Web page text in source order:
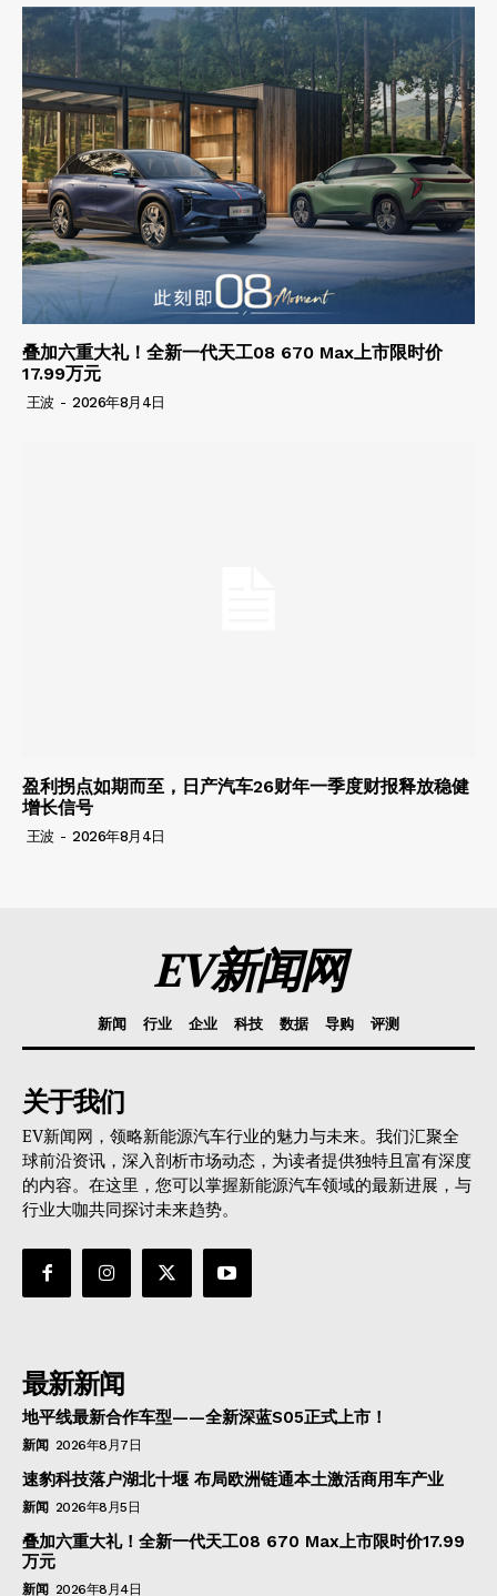
叠加六重大礼！全新一代天工08 670 Max上市限时价
17.99万元
王波 - 2026年8月4日
盈利拐点如期而至，日产汽车26财年一季度财报释放稳健
增长信号
王波 - 2026年8月4日
EV新闻网
新闻 行业 企业 科技 数据 导购 评测
关于我们
EV新闻网，领略新能源汽车行业的魅力与未来。我们汇聚全
球前沿资讯，深入剖析市场动态，为读者提供独特且富有深度
的内容。在这里，您可以掌握新能源汽车领域的最新进展，与
行业大咖共同探讨未来趋势。
最新新闻
地平线最新合作车型——全新深蓝S05正式上市！
新闻 2026年8月7日
速豹科技落户湖北十堰 布局欧洲链通本土激活商用车产业
新闻 2026年8月5日
叠加六重大礼！全新一代天工08 670 Max上市限时价17.99
万元
新闻 2026年8月4日